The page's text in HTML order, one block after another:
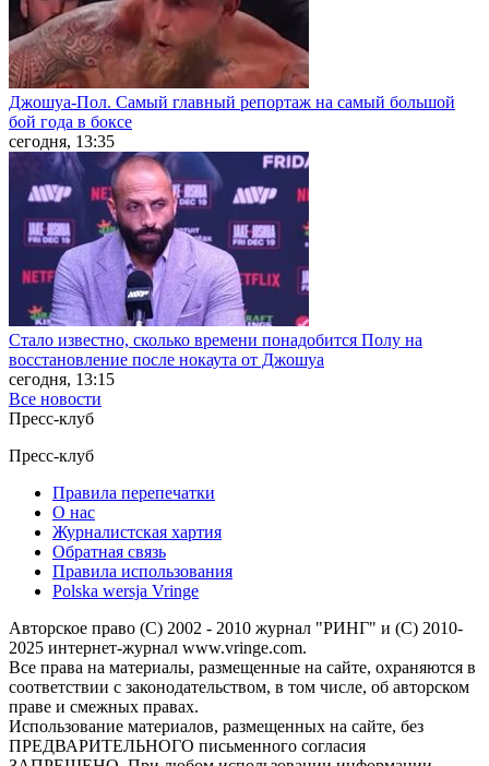
Джошуа-Пол. Самый главный репортаж на самый большой
бой года в боксе
сегодня, 13:35
Стало известно, сколько времени понадобится Полу на
восстановление после нокаута от Джошуа
сегодня, 13:15
Все новости
Пресс-клуб
Пресс-клуб
Правила перепечатки
О нас
Журналистская хартия
Обратная связь
Правила использования
Polska wersja Vringe
Авторское право (С) 2002 - 2010 журнал "РИНГ" и (С) 2010-
2025 интернет-журнал www.vringe.com.
Все права на материалы, размещенные на сайте, охраняются в
соответствии с законодательством, в том числе, об авторском
праве и смежных правах.
Использование материалов, размещенных на сайте, без
ПРЕДВАРИТЕЛЬНОГО письменного согласия